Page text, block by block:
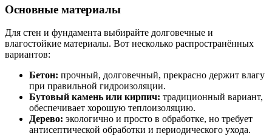
Основные материалы
Для стен и фундамента выбирайте долговечные и
влагостойкие материалы. Вот несколько распространённых
вариантов:
Бетон: прочный, долговечный, прекрасно держит влагу
при правильной гидроизоляции.
Бутовый камень или кирпич: традиционный вариант,
обеспечивает хорошую теплоизоляцию.
Дерево: экологично и просто в обработке, но требует
антисептической обработки и периодического ухода.